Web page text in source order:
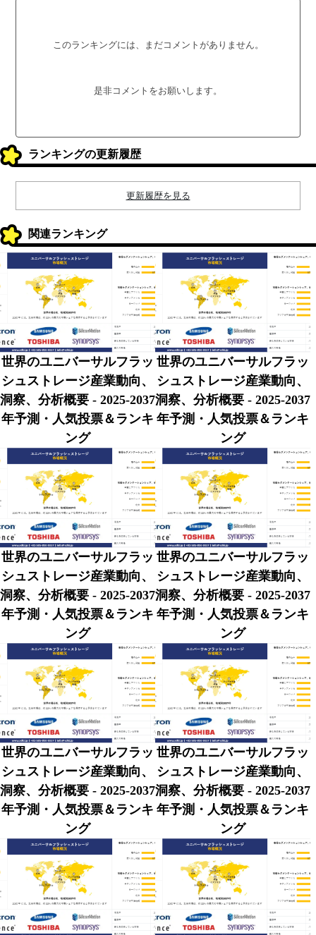
このランキングには、まだコメントがありません。
是非コメントをお願いします。
ランキングの更新履歴
更新履歴を見る
関連ランキング
世界のユニバーサルフラッ
シュストレージ産業動向、
洞察、分析概要 - 2025-2037
年予測・人気投票＆ランキ
ング
世界のユニバーサルフラッ
シュストレージ産業動向、
洞察、分析概要 - 2025-2037
年予測・人気投票＆ランキ
ング
世界のユニバーサルフラッ
シュストレージ産業動向、
洞察、分析概要 - 2025-2037
年予測・人気投票＆ランキ
ング
世界のユニバーサルフラッ
シュストレージ産業動向、
洞察、分析概要 - 2025-2037
年予測・人気投票＆ランキ
ング
世界のユニバーサルフラッ
シュストレージ産業動向、
洞察、分析概要 - 2025-2037
年予測・人気投票＆ランキ
ング
世界のユニバーサルフラッ
シュストレージ産業動向、
洞察、分析概要 - 2025-2037
年予測・人気投票＆ランキ
ング